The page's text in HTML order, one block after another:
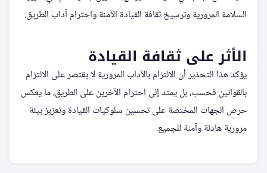
السلامة المرورية وترسيخ ثقافة القيادة الآمنة واحترام آداب الطريق.
الأثر على ثقافة القيادة
يؤكد هذا التحذير أن الالتزام بالآداب المرورية لا يقتصر على الالتزام
بالقوانين فحسب، بل يمتد إلى احترام الآخرين على الطريق، ما يعكس
حرص الجهات المختصة على تحسين سلوكيات القيادة وتعزيز بيئة
مرورية هادئة وآمنة للجميع.